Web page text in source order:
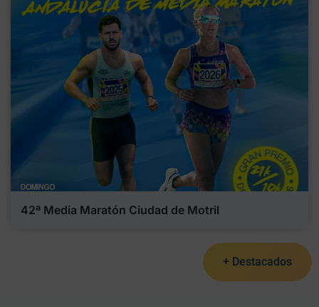
42ª Media Maratón Ciudad de Motril
+ Destacados